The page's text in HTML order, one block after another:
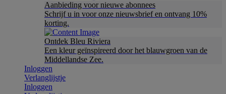
Aanbieding voor nieuwe abonnees
Schrijf u in voor onze nieuwsbrief en ontvang 10%
korting.
Ontdek Bleu Riviera
Een kleur geïnspireerd door het blauwgroen van de
Middellandse Zee.
Inloggen
Verlanglijstje
Inloggen